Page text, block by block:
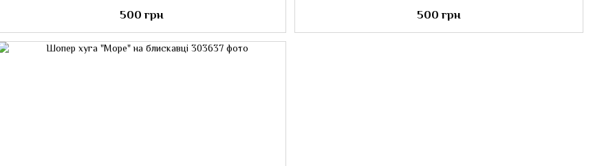
500 грн
500 грн